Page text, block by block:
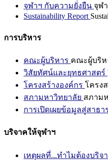
จุฬาฯ กับความยั่งยืน จุฬ
Sustainability Report
การบริหาร
คณะผู้บริหาร คณะผู้บริห
วิสัยทัศน์และยุทธศาสตร์
โครงสร้างองค์กร โครง
สภามหาวิทยาลัย สภาม
การเปิดเผยข้อมูลสู่สาธ
บริจาคให้จุฬาฯ
เหตุผลที่...ทำไมต้องบริจ